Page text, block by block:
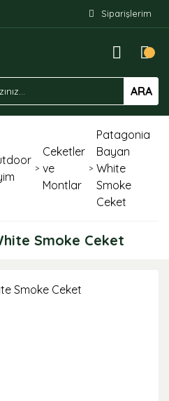
Siparişlerim
ARA
Ceketler
ve
Montlar
Patagonia
Bayan
White
Smoke
Ceket
Smoke Ceket